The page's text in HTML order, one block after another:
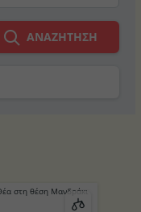
ΑΝΑΖΉΤΗΣΗ